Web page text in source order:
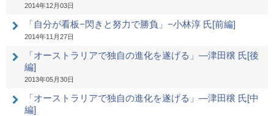
2014年12月03日
「自分が看板−閃きと努力で勝負」−小林淳 氏[前編]
2014年11月27日
「オーストラリアで独自の進化を遂げる」―津田穣 氏[後
編]
2013年05月30日
「オーストラリアで独自の進化を遂げる」―津田穣 氏[中
編]